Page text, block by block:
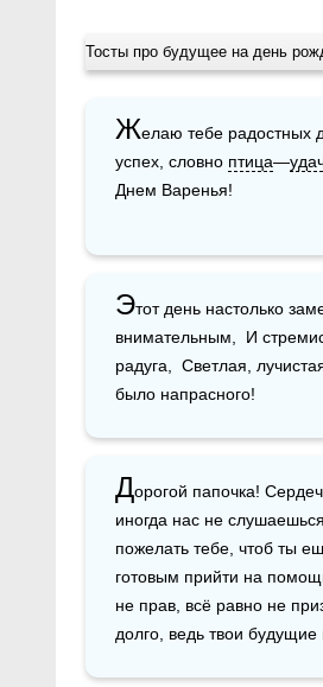
Тосты про будущее на день
Желаю тебе радостных
успех, словно птица—
Днем Варенья!
Этот день настолько
внимательным,  И
радуга,  Светлая,
было напрасного!
Дорогой папочка!
иногда нас не
пожелать тебе, чтоб ты
готовым прийти на
не прав, всё равно не
долго, ведь твои будущие